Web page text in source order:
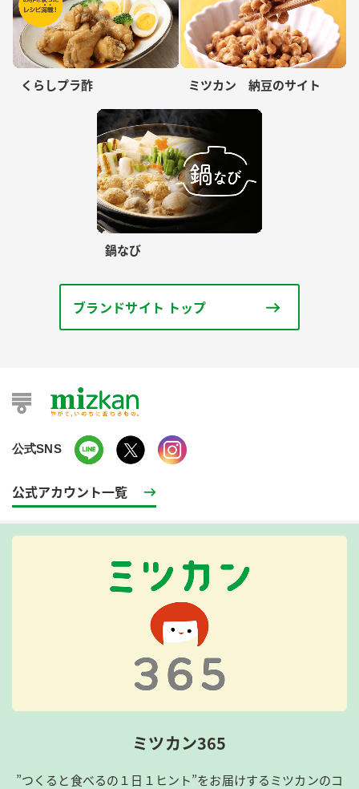
くらしプラ酢 ミツカン 納豆のサイト
鍋なび
ブランドサイト トップ
公式SNS
公式アカウント一覧
ミツカン365
”つくると食べるの１日１ヒント”をお届けするミツカンのコ